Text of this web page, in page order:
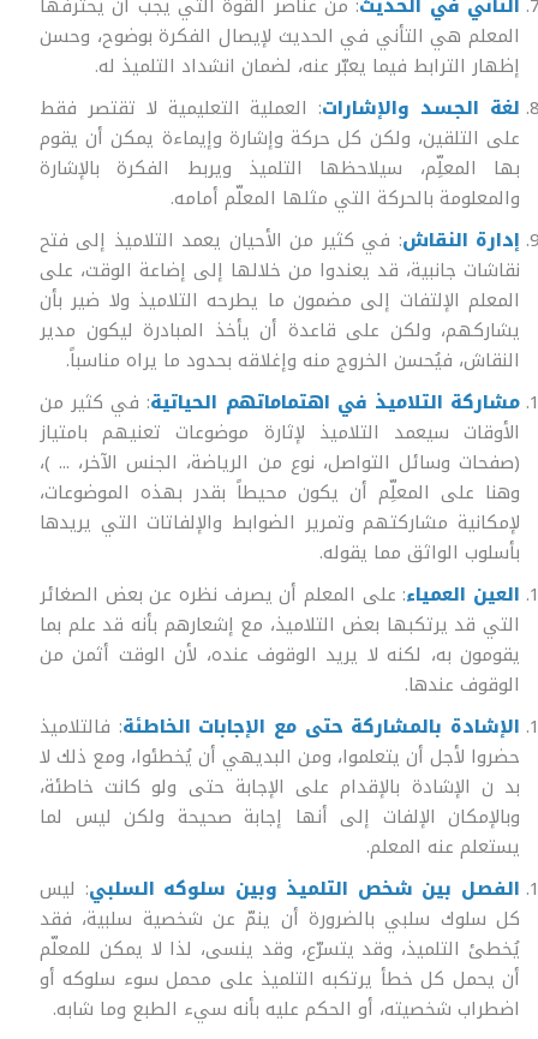
المعلم هي التأني في الحديث لإيصال الفكرة بوضوح، وحسن
إظهار الترابط فيما يعبّر عنه، لضمان انشداد التلميذ له.
لغة الجسد والإشارات: العملية التعليمية لا تقتصر فقط
على التلقين، ولكن كل حركة وإشارة وإيماءة يمكن أن يقوم
بها المعلِّم، سيلاحظها التلميذ ويربط الفكرة بالإشارة
والمعلومة بالحركة التي مثلها المعلّم أمامه.
إدارة النقاش: في كثير من الأحيان يعمد التلاميذ إلى فتح
نقاشات جانبية، قد يعندوا من خلالها إلى إضاعة الوقت، على
المعلم الإلتفات إلى مضمون ما يطرحه التلاميذ ولا ضير بأن
يشاركهم، ولكن على قاعدة أن يأخذ المبادرة ليكون مدير
النقاش، فيُحسن الخروج منه وإغلاقه بحدود ما يراه مناسباً.
مشاركة التلاميذ في اهتماماتهم الحياتية: في كثير من
الأوقات سيعمد التلاميذ لإثارة موضوعات تعنيهم بامتياز
(صفحات وسائل التواصل، نوع من الرياضة، الجنس الآخر، ... )،
وهنا على المعلِّم أن يكون محيطاً بقدر بهذه الموضوعات،
لإمكانية مشاركتهم وتمرير الضوابط والإلفاتات التي يريدها
بأسلوب الواثق مما يقوله.
العين العمياء: على المعلم أن يصرف نظره عن بعض الصغائر
التي قد يرتكبها بعض التلاميذ، مع إشعارهم بأنه قد علم بما
يقومون به، لكنه لا يريد الوقوف عنده، لأن الوقت أثمن من
الوقوف عندها.
الإشادة بالمشاركة حتى مع الإجابات الخاطئة: فالتلاميذ
حضروا لأجل أن يتعلموا، ومن البديهي أن يُخطئوا، ومع ذلك لا
بد ن الإشادة بالإقدام على الإجابة حتى ولو كانت خاطئة،
وبالإمكان الإلفات إلى أنها إجابة صحيحة ولكن ليس لما
يستعلم عنه المعلم.
الفصل بين شخص التلميذ وبين سلوكه السلبي: ليس
كل سلوك سلبي بالضرورة أن ينمّ عن شخصية سلبية، فقد
يُخطئ التلميذ، وقد يتسرّع، وقد ينسى، لذا لا يمكن للمعلّم
أن يحمل كل خطأ يرتكبه التلميذ على محمل سوء سلوكه أو
اضطراب شخصيته، أو الحكم عليه بأنه سيء الطبع وما شابه.